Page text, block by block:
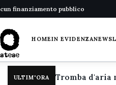
finanziamento pubblico
HOMEIN EVIDENZANEWS
ULTIM'ORA